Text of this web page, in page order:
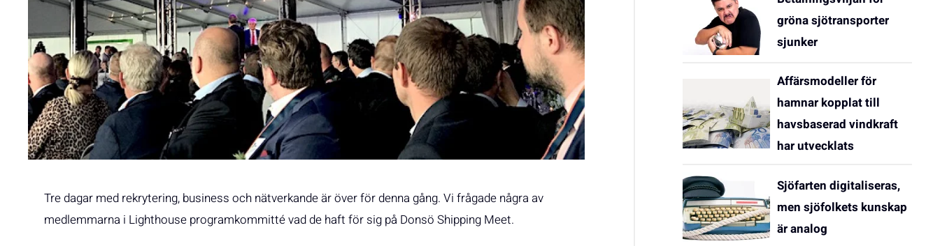
Tre dagar med rekrytering, business och nätverkande är över för denna gång. Vi frågade några av
medlemmarna i Lighthouse programkommitté vad de haft för sig på Donsö Shipping Meet.
gröna sjötransporter
sjunker
Affärsmodeller för
hamnar kopplat till
havsbaserad vindkraft
har utvecklats
Sjöfarten digitaliseras,
men sjöfolkets kunskap
är analog